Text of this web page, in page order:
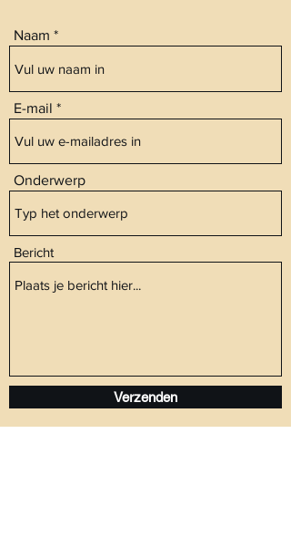
Naam
E-mail
Onderwerp
Bericht
Verzenden